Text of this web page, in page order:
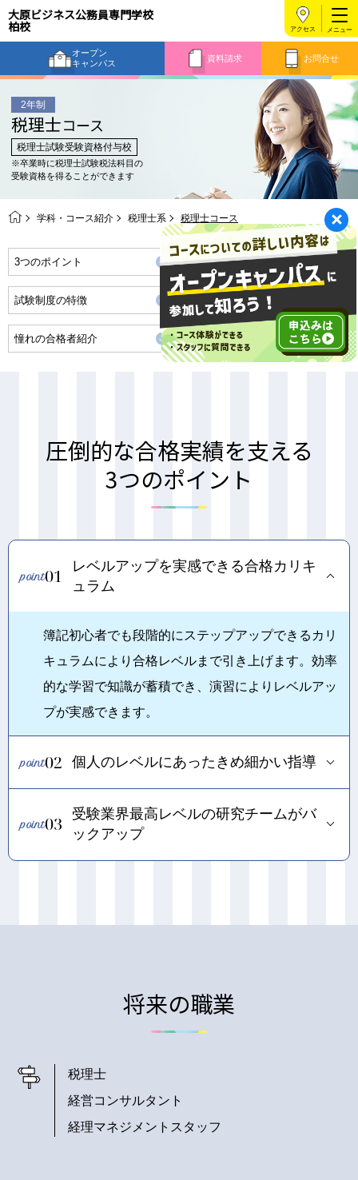
大原ビジネス公務員専門学校
柏校
オープン
キャンパス
資料請求 お問合せ
アクセス
2年制
税理士コース
税理士試験受験資格付与校
※卒業時に税理士試験税法科目の
受験資格を得ることができます
学科・コース紹介 税理士系 税理士コース
3つのポイント 将来の職業・資格取得
試験制度の特徴 実力が分かる！
憧れの合格者紹介 スケジュール
圧倒的な合格実績を支える
3つのポイント
01
レベルアップを実感できる合格カリキ
ュラム
簿記初心者でも段階的にステップアップできるカリ
キュラムにより合格レベルまで引き上げます。効率
的な学習で知識が蓄積でき、演習によりレベルアッ
プが実感できます。
02 個人のレベルにあったきめ細かい指導
03
受験業界最高レベルの研究チームがバ
ックアップ
将来の職業
税理士
経営コンサルタント
経理マネジメントスタッフ